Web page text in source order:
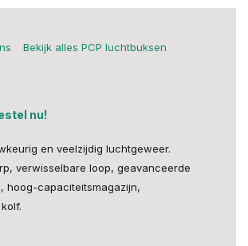
Bekijk alles PCP luchtbuksen
nu!
en veelzijdig luchtgeweer.
verwisselbare loop, geavanceerde
hoog-capaciteitsmagazijn,